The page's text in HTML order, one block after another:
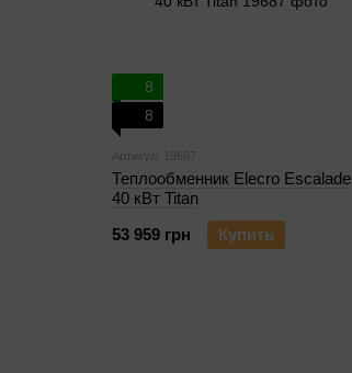
8
8
Артикул: 19687
Теплообменник Elecro Escalade
40 кВт Titan
53 959 грн
Купить